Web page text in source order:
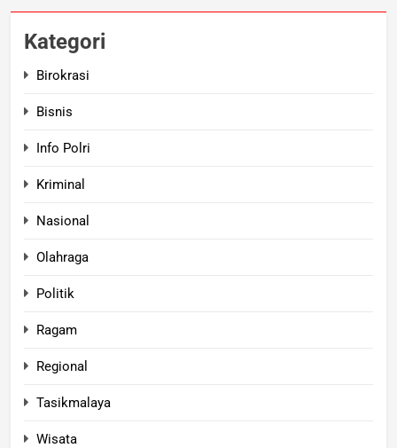
Kategori
Birokrasi
Bisnis
Info Polri
Kriminal
Nasional
Olahraga
Politik
Ragam
Regional
Tasikmalaya
Wisata